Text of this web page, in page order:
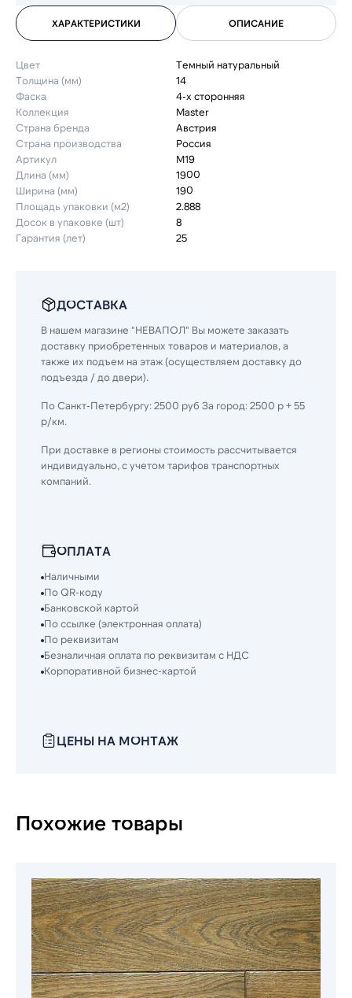
ХАРАКТЕРИСТИКИ ОПИСАНИЕ
Цвет
Темный натуральный
Толщина (мм)
14
Фаска
4-х сторонняя
Коллекция
Master
Страна бренда
Австрия
Страна производства
Россия
Артикул
M19
Длина (мм)
1900
Ширина (мм)
190
Площадь упаковки (м2)
2.888
Досок в упаковке (шт)
8
Гарантия (лет)
25
ДОСТАВКА
В нашем магазине "НЕВАПОЛ" Вы можете заказать
доставку приобретенных товаров и материалов, а
также их подъем на этаж (осуществляем доставку до
подъезда / до двери).
По Санкт-Петербургу: 2500 руб За город: 2500 р + 55
р/км.
При доставке в регионы стоимость рассчитывается
индивидуально, с учетом тарифов транспортных
компаний.
ОПЛАТА
Наличными
По QR-коду
Банковской картой
По ссылке (электронная оплата)
По реквизитам
Безналичная оплата по реквизитам с НДС
Корпоративной бизнес-картой
ЦЕНЫ НА МОНТАЖ
Похожие товары